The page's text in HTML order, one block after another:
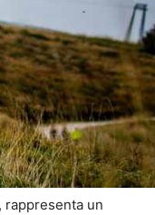
rappresenta un